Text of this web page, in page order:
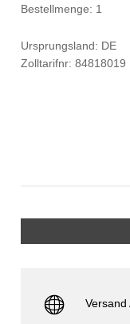
Bestellmenge: 1
Ursprungsland: DE
Zolltarifnr: 84818019
Versand